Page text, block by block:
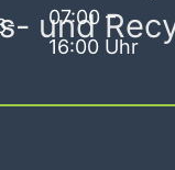
und
07:00 –
16:00 Uhr